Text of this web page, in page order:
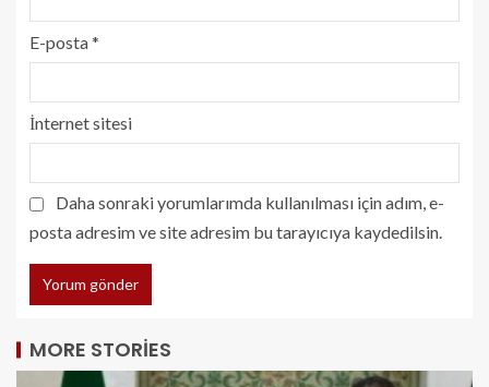
E-posta*
İnternet sitesi
Daha sonraki yorumlarımda kullanılması için adım, e-
posta adresim ve site adresim bu tarayıcıya kaydedilsin.
MORE STORIES